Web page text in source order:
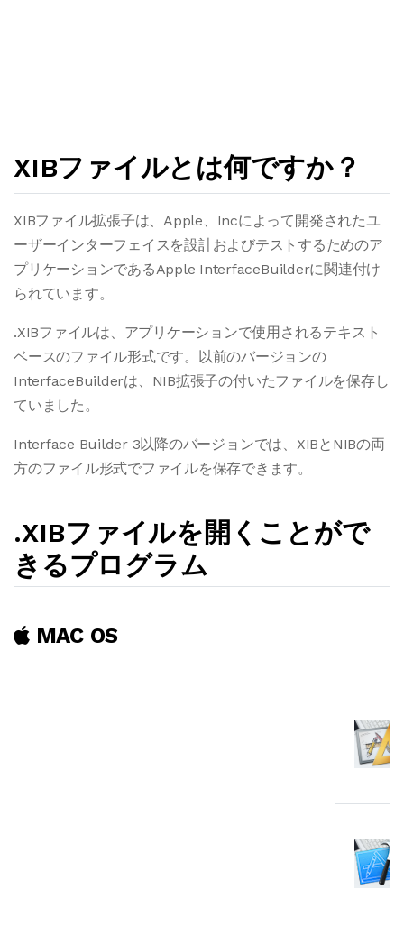
XIBファイルとは何ですか？
XIBファイル拡張子は、Apple、Incによって開発されたユ
ーザーインターフェイスを設計およびテストするためのア
プリケーションであるApple InterfaceBuilderに関連付け
られています。
.XIBファイルは、アプリケーションで使用されるテキスト
ベースのファイル形式です。以前のバージョンの
InterfaceBuilderは、NIB拡張子の付いたファイルを保存し
ていました。
Interface Builder 3以降のバージョンでは、XIBとNIBの両
方のファイル形式でファイルを保存できます。
.XIBファイルを開くことがで
きるプログラム
MAC OS